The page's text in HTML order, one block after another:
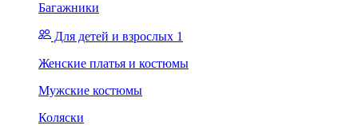
Багажники
Для детей и взрослых 1
Женские платья и костюмы
Мужские костюмы
Коляски